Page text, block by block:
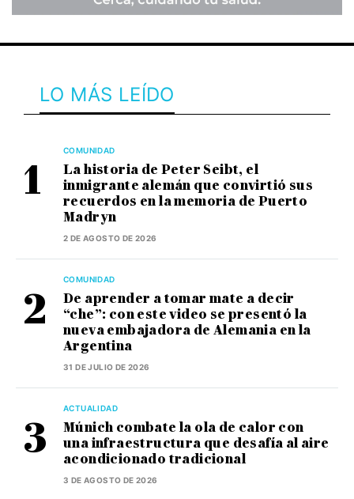
LO MÁS LEÍDO
COMUNIDAD
La historia de Peter Seibt, el
inmigrante alemán que convirtió sus
recuerdos en la memoria de Puerto
Madryn
2 DE AGOSTO DE 2026
COMUNIDAD
De aprender a tomar mate a decir
“che”: con este video se presentó la
nueva embajadora de Alemania en la
Argentina
31 DE JULIO DE 2026
ACTUALIDAD
Múnich combate la ola de calor con
una infraestructura que desafía al aire
acondicionado tradicional
3 DE AGOSTO DE 2026